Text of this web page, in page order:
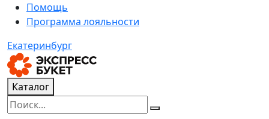
Помощь
Программа лояльности
Екатеринбург
Каталог